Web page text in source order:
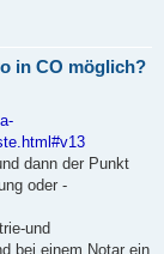
in CO möglich?
dann der Punkt
oder -
und
bei einem Notar ein